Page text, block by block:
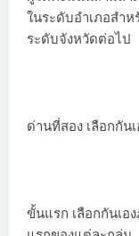
ในระดับอำเภอสำ
ระดับจังหวัดต่อไป
ด่านที่สอง เลือกกัน
ขั้นแรก เลือกกันเอ